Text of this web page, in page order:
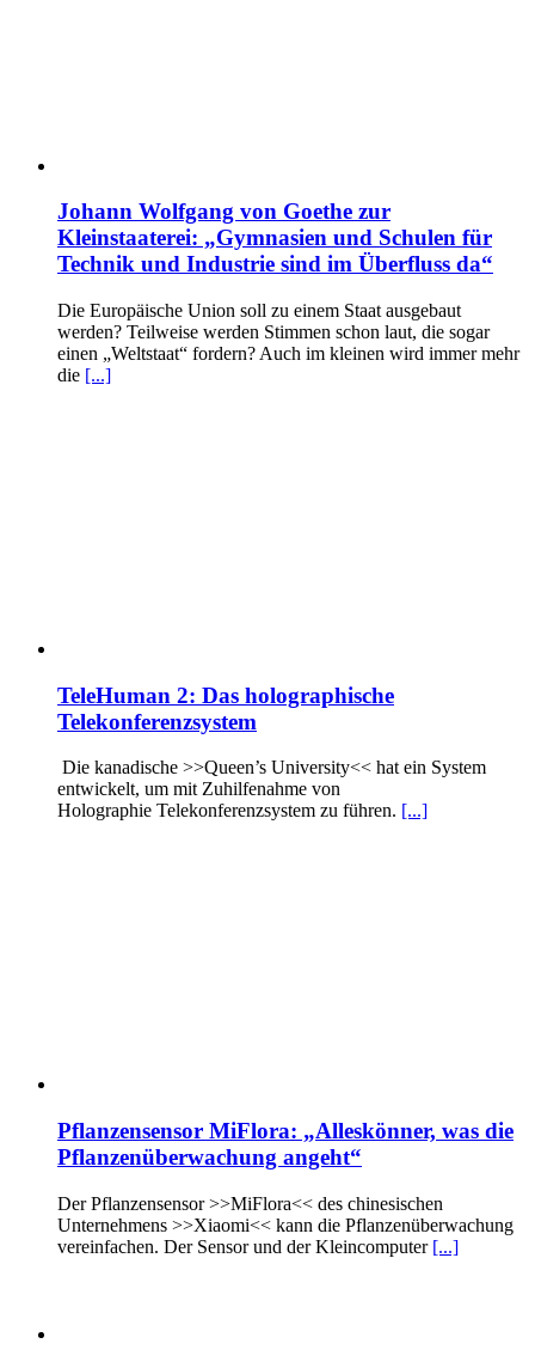
Johann Wolfgang von Goethe zur
Kleinstaaterei: „Gymnasien und Schulen für
Technik und Industrie sind im Überfluss da“
Die Europäische Union soll zu einem Staat ausgebaut
werden? Teilweise werden Stimmen schon laut, die sogar
einen „Weltstaat“ fordern? Auch im kleinen wird immer mehr
die [...]
TeleHuman 2: Das holographische
Telekonferenzsystem
Die kanadische >>Queen’s University<< hat ein System
entwickelt, um mit Zuhilfenahme von
Holographie Telekonferenzsystem zu führen. [...]
Pflanzensensor MiFlora: „Alleskönner, was die
Pflanzenüberwachung angeht“
Der Pflanzensensor >>MiFlora<< des chinesischen
Unternehmens >>Xiaomi<< kann die Pflanzenüberwachung
vereinfachen. Der Sensor und der Kleincomputer [...]